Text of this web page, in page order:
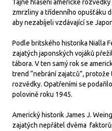
Tajné hlášení americké
zmrzliny a třídenního opušťáku
aby nezabíjeli vzdávající se
Podle britského historika Nialla
zajatých japonských vojáků
tábora. V ten samý rok se
trend “nebrání zajatců”,
rozvědky. Opatřeními se
polovině roku 1945.
Americký historik James J.
zajatých nepřátel dvěma